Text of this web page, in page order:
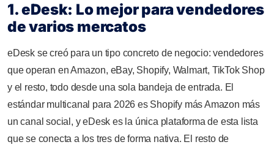
1. eDesk: Lo mejor para vendedores
de varios mercatos
eDesk se creó para un tipo concreto de negocio: vendedores
que operan en Amazon, eBay, Shopify, Walmart, TikTok Shop
y el resto, todo desde una sola bandeja de entrada. El
estándar multicanal para 2026 es Shopify más Amazon más
un canal social, y eDesk es la única plataforma de esta lista
que se conecta a los tres de forma nativa. El resto de